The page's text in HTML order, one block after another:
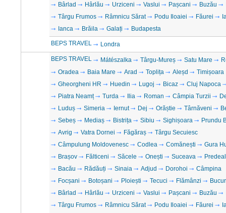
Bârlad
Hârlău Urziceni Vaslui Pașcani Buzău
Târgu Frumos
Râmnicu Sărat Podu Iloaiei Făurei
Ianca
Brăila Galați Budapesta
BEPS TRAVEL Londra
BEPS TRAVEL Mátészalka Târgu-Mureș Satu Mare
Oradea
Baia Mare Arad Toplița Aleșd
Timișoara
Gheorgheni HR
Huedin Lugoj Bicaz
Cluj Napoca
Piatra Neamț
Turda Ilia Roman Câmpia Turzii
Luduș
Simeria Iernut Dej Orăștie Târnăveni
Sebeș
Mediaș Bistrița Sibiu Sighișoara
Prundu
Avrig
Vatra Dornei Făgăraș
Târgu Secuiesc
Câmpulung Moldovenesc
Codlea Comănești
Gura
Brașov
Fălticeni Săcele Onești Suceava
Predeal
Bacău
Rădăuți Sinaia Adjud Dorohoi
Câmpina
Focșani
Botoșani Ploiești Tecuci Flămânzi
Bârlad
Hârlău Urziceni Vaslui Pașcani Buzău
Târgu Frumos
Râmnicu Sărat Podu Iloaiei Făurei